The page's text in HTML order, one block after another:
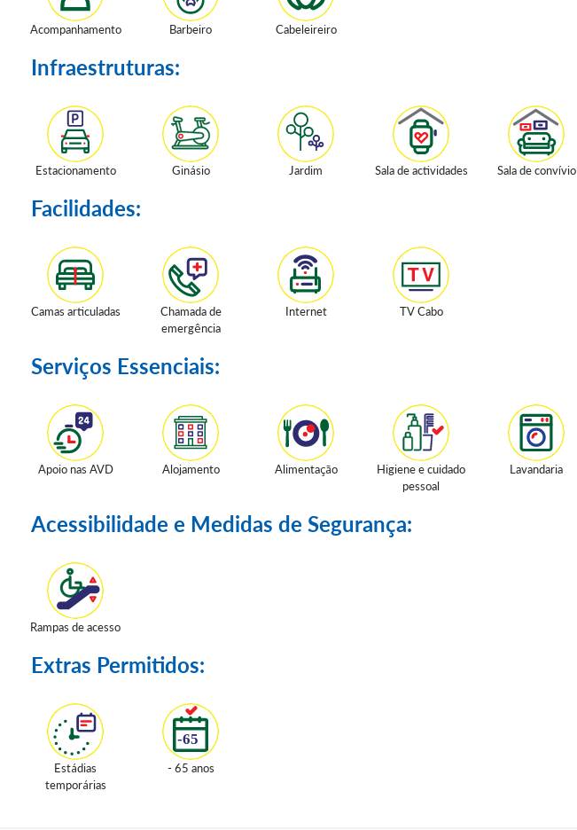
Acompanhamento Barbeiro Cabeleireiro
Infraestruturas:
Estacionamento Ginásio Jardim Sala de actividades Sala de convívio
Facilidades:
Camas articuladas
Chamada de
emergência
Internet TV Cabo
Serviços Essenciais:
Apoio nas AVD Alojamento Alimentação
Higiene e cuidado
pessoal
Lavandaria
Acessibilidade e Medidas de Segurança:
Rampas de acesso
Extras Permitidos:
Estádias
temporárias
- 65 anos